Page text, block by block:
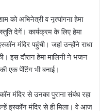
को अभिनेत्री व नृत्यांगना हेमा
देगें। कार्यक्रम के लिए हेमा
मंदिर पहुंची। जहां उन्होंने राधा
इस दौरान हेमा मालिनी ने भजन
एक पेंटिंग भी बनाई।
मंदिर से उनका पुराना संबंध रहा
इस्कॉन मंदिर से ही मिला। वे आज